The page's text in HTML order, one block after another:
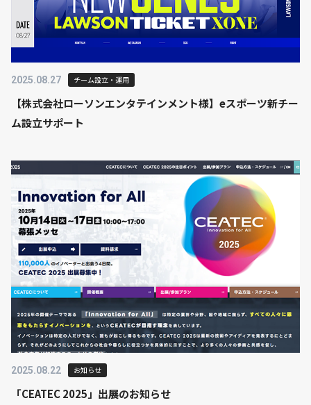
2025.08.27 チーム設立・運用
【株式会社ローソンエンタテインメント様】eスポーツ新チー
ム設立サポート
2025.08.22 お知らせ
「CEATEC 2025」出展のお知らせ